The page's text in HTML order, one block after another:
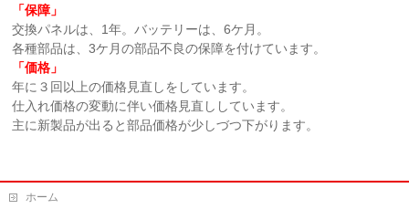
「保障」
交換パネルは、1年。バッテリーは、6ケ月。
各種部品は、3ケ月の部品不良の保障を付けています。
「価格」
年に３回以上の価格見直しをしています。
仕入れ価格の変動に伴い価格見直ししています。
主に新製品が出ると部品価格が少しづつ下がります。
ホーム